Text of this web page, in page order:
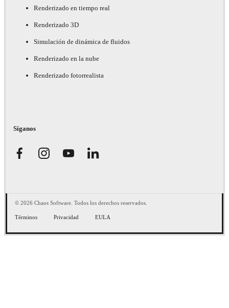
Renderizado en tiempo real
Renderizado 3D
Simulación de dinámica de fluidos
Renderizado en la nube
Renderizado fotorrealista
Síganos
© 2026 Chaos Software. Todos los derechos reservados.
Términos Privacidad EULA